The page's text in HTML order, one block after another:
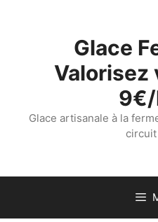
Glace
Valorisez
Glace artisanale à la